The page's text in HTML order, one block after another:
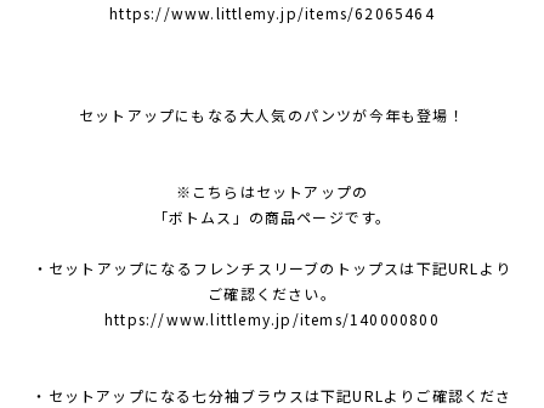
https://www.littlemy.jp/items/62065464
セットアップにもなる大人気のパンツが今年も登場！
※こちらはセットアップの
「ボトムス」の商品ページです。
・セットアップになるフレンチスリーブのトップスは下記URLより
ご確認ください。
https://www.littlemy.jp/items/140000800
・セットアップになる七分袖ブラウスは下記URLよりご確認くださ